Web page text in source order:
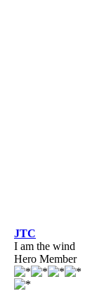
JTC
I am the wind
Hero Member